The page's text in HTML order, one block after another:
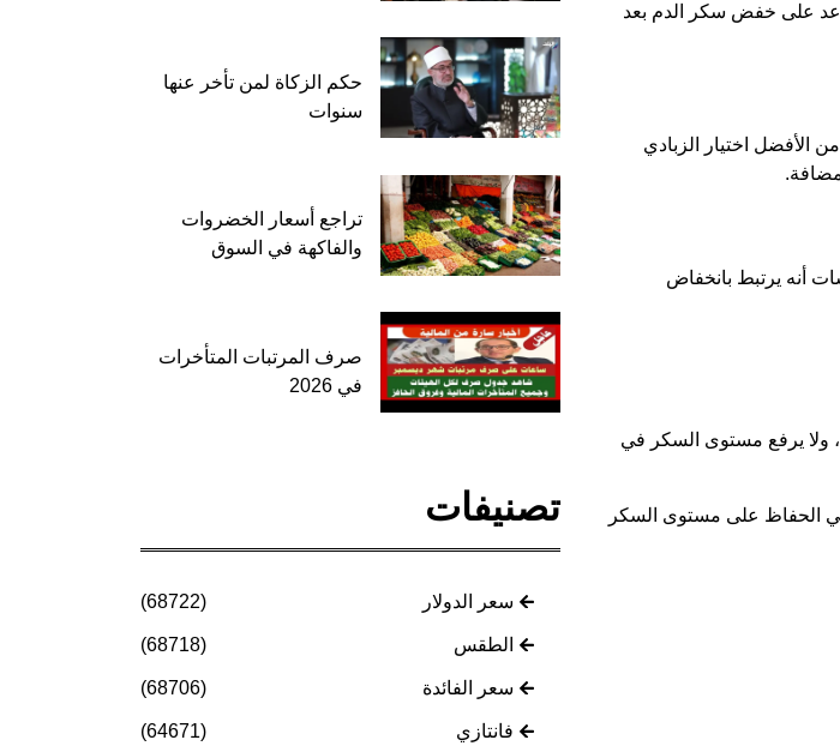
إن تناول حوالي 56 جرامًا منها قد يساعد على خفض سكر الدم بعد
الأفضل اختيار الزبادي
أنه يرتبط بانخفاض
ولا يرفع مستوى السكر في
الحفاظ على مستوى السكر
حكم الزكاة لمن تأخر عنها
سنوات
تراجع أسعار الخضروات
والفاكهة في السوق
صرف المرتبات المتأخرات
في 2026
تصنيفات
سعر الدولار (68722)
الطقس (68718)
سعر الفائدة (68706)
فانتازي (64671)